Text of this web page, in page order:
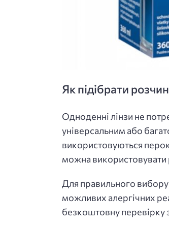
Як підібрати
Одноденні лінзи не
універсальним або
використовуються
можна використовувати
Для правильного вибору
можливих алергічних
безкоштовну перевірку